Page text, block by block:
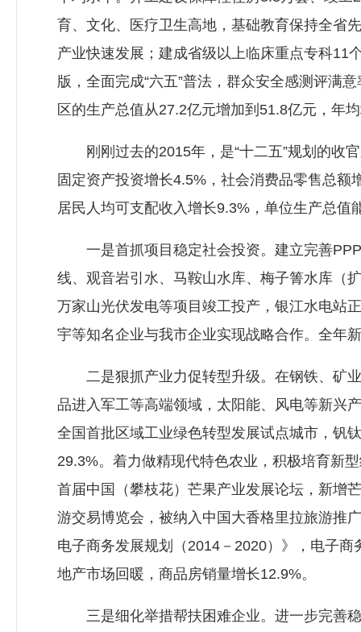
育、文化、医疗卫生高地，基础教育保持全省
产业快速发展；建成省级以上临床重点专科11
版，全面完成“六五”普法，群众安全感测评满
区的生产总值从27.2亿元增加到51.8亿元，年
刚刚过去的2015年，是“十二五”规划的收官
固定资产投资增长4.5%，社会消费品零售总
居民人均可支配收入增长9.3%，单位生产总
一是首抓项目稳定社会投资。建立完善PPP
线、观音岩引水、马鞍山水库、梅子箐水库（
万家山光伏发电等项目竣工投产，银江水电站
宇等知名企业与我市企业实现战略合作。全年
二是狠抓产业力促转型升级。在钢铁、矿业
品进入军工等高端领域，太阳能、风电等新兴
全国首批区域工业绿色转型发展试点城市，钒
29.3%。着力做精现代特色农业，积极培育新
首届中国（攀枝花）芒果产业发展论坛，新增
游交易博览会，被纳入中国大香格里拉旅游推
电子商务发展规划（2014－2020）》，电子
地产市场回暖，商品房销量增长12.9%。
三是细化举措帮扶困难企业。进一步完善稳